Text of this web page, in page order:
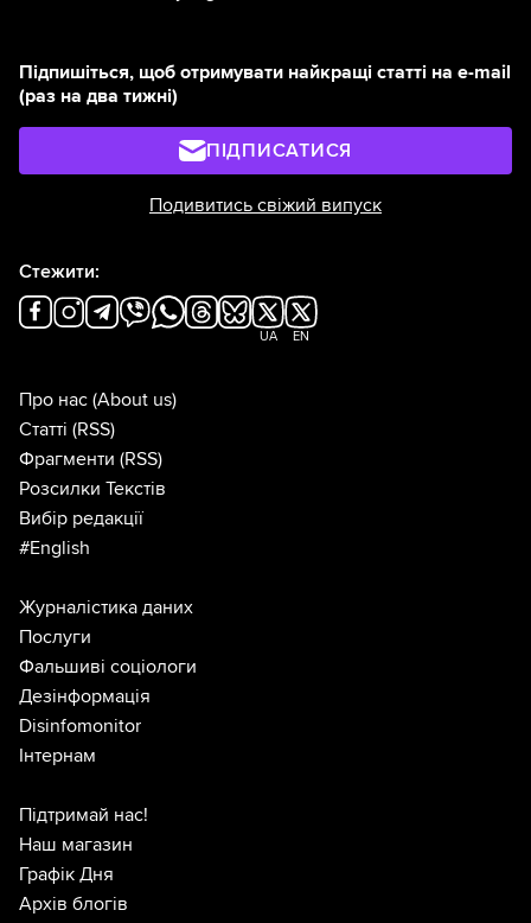
Підпишіться, щоб отримувати найкращі статті на e-mail
(раз на два тижні)
ПІДПИСАТИСЯ
Подивитись свіжий випуск
Стежити:
UA EN
Про нас (About us)
Статті (RSS)
Фрагменти (RSS)
Розсилки Текстів
Вибір редакції
#English
Журналістика даних
Послуги
Фальшиві соціологи
Дезінформація
Disinfomonitor
Інтернам
Підтримай нас!
Наш магазин
Графік Дня
Архів блогів